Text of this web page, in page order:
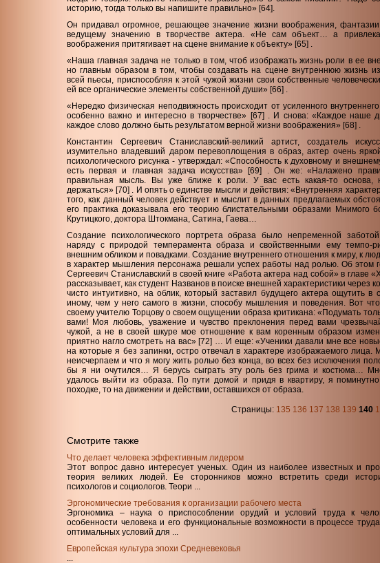
историю, тогда только вы напишите правильно» [64].
Он придавал огромное, решающее значение жизни воображения,
ведущему значению в творчестве актера. «Не сам объект… а
воображения притягивает на сцене внимание к объекту» [65] .
«Наша главная задача не только в том, чтоб изображать жизнь роли в ее
но главньм образом в том, чтобы создавать на сцене внутреннюю жизнь
всей пьесы, приспособляя к этой чужой жизни свои собственные
ей все органические элементы собственной души» [66] .
«Нередко физическая неподвижность происходит от усиленного
особенно важно и интересно в творчестве» [67] . И снова: «Каждое наше
каждое слово должно быть результатом верной жизни воображения» [68] .
Константин Сергеевич Станиславский-великий артист, создатель
изумительно владевший даром перевоплощения в образ, актер очень
психологического рисунка - утверждал: «Способность к духовному и
есть первая и главная задача искусства» [69] . Он же: «Налажено
правильная мысль. Вы уже ближе к роли. У вас есть какая-то основа,
держаться» [70] . И опять о единстве мысли и действия: «Внутренняя
того, как данный человек действует и мыслит в данных предлагаемых
его практика доказывала его теорию блистательными образами Мнимого
Крутицкого, доктора Штокмана, Сатина, Гаева…
Создание психологического портрета образа было непременной
наряду с природой темперамента образа и свойственными ему темпо-
внешним обликом и повадками. Создание внутреннего отношения к миру, к
в характер мышления персонажа решали успех работы над ролью. Об этом
Сергеевич Станиславский в своей книге «Работа актера над собой» в главе
рассказывает, как студент Названов в поиске внешней характеристики через
чисто интуитивно, на облик, который заставил будущего актера ощутить в
иному, чем у него самого в жизни, способу мышления и поведения. Вот
своему учителю Торцову о своем ощущении образа критикана: «Подумать
вами! Моя любовь, уважение и чувство преклонения перед вами
чужой, а не в своей шкуре мое отношение к вам коренным образом
приятно нагло смотреть на вас» [72] … И еще: «Ученики давали мне все
на которые я без запинки, остро отвечал в характере изображаемого лица.
неисчерпаем и что я могу жить ролью без конца, во всех без исключения
бы я ни очутился… Я берусь сыграть эту роль без грима и костюма…
удалось выйти из образа. По пути домой и придя в квартиру, я
походке, то на движении и действии, оставшихся от образа.
Страницы: 135 136 137 138 139 140
Смотрите также
Что делает человека эффективным лидером
Этот вопрос давно интересует ученых. Один из наиболее известных и
теория великих людей. Ее сторонников можно встретить среди
психологов и социологов. Теори ...
Эргономические требования к организации рабочего места
Эргономика – наука о приспособлении орудий и условий труда к
особенности человека и его функциональные возможности в процессе
оптимальных условий для ...
Европейская культура эпохи Средневековья
...